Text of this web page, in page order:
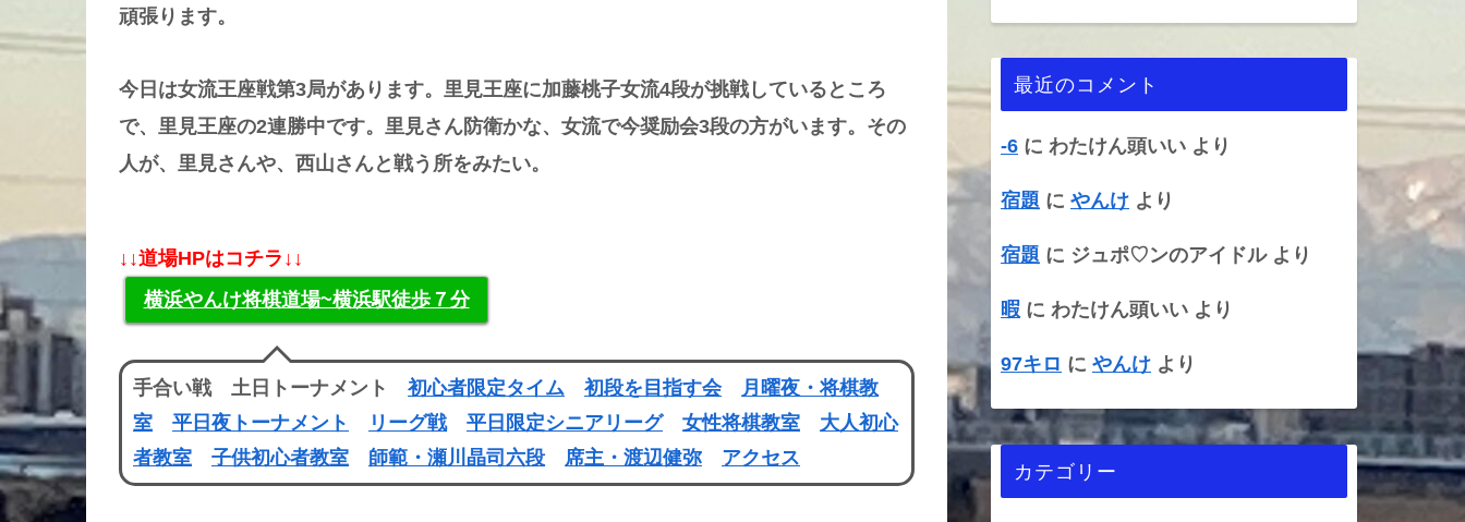
頑張ります。
今日は女流王座戦第3局があります。里見王座に加藤桃子女流4段が挑戦しているところ
で、里見王座の2連勝中です。里見さん防衛かな、女流で今奨励会3段の方がいます。その
人が、里見さんや、西山さんと戦う所をみたい。
↓↓道場HPはコチラ↓↓
横浜やんけ将棋道場~横浜駅徒歩７分
手合い戦 土日トーナメント 初心者限定タイム 初段を目指す会
月曜夜・将棋教
室
平日夜トーナメント リーグ戦 平日限定シニアリーグ 女性将棋教室
大人初心
者教室
子供初心者教室 師範・瀬川晶司六段 席主・渡辺健弥 アクセス
最近のコメント
-6 に わたけん頭いい より
宿題 に やんけ より
宿題 に ジュポ♡ンのアイドルより
暇 に わたけん頭いい より
97キロ に やんけ より
カテゴリー